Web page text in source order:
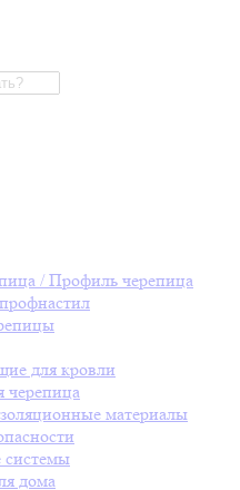
/ Профиль черепица
для кровли
черепица
материалы
системы
дома